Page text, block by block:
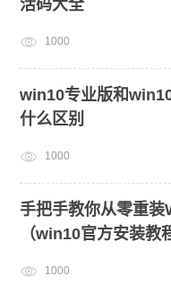
小白一键重装系统绿色版
win11绕过硬件限制安装
活码大全
1000
win10专业版和
什么区别
1000
手把手教你从零重装
（win10官方安装教
1000